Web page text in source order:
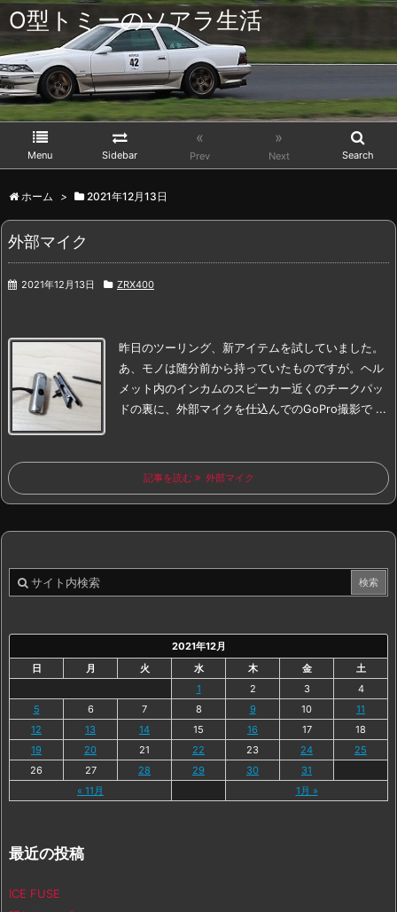
O型トミーのソアラ生活
Menu Sidebar
«
Prev
»
Next Search
ホーム > 2021年12月13日
外部マイク
2021年12月13日 ZRX400
昨日のツーリング、新アイテムを試していました。
あ、モノは随分前から持っていたものですが。 ヘル
メット内のインカムのスピーカー近くのチークパッ
ドの裏に、外部マイクを仕込んでのGoPro撮影で ...
記事を読む 外部マイク
2021年12月
日
月 火 水 木 金 土
« 11月 1月 »
1 2 3
4
5
6 7 8 9 10
11
12
13 14 15 16 17
18
19
20 21 22 23 24
25
26
27 28 29 30 31
最近の投稿
ICE FUSE